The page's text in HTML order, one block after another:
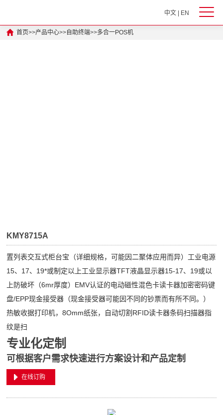
中文| EN
首页>>产品中心>>自助终端>>多合一POS机
KMY8715A
置列表交互式柜台宝（详细规格，可能因二聚体应用而异）工业电源
15、17、19*或制定以上工业显示器TFT液晶显示器15-17、19或以
上防破坏（6mr厚度）EMV认证的电动磁性混色卡读卡器加密密码键
盘/EPP现金接受器（现金接受器可能因不同的钞票而有所不同。）
热敏收据打印机，8Omm纸张，自动切割RFID读卡器条码扫描器指
纹是扫
专业化定制
可根据客户需求快速进行方案设计和产品定制
在线订购